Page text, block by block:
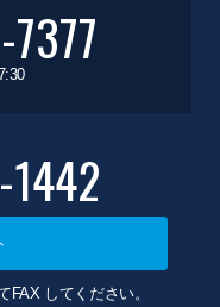
FAX してください。